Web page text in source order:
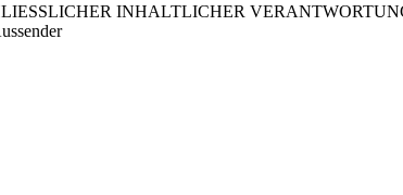
INHALTLICHER